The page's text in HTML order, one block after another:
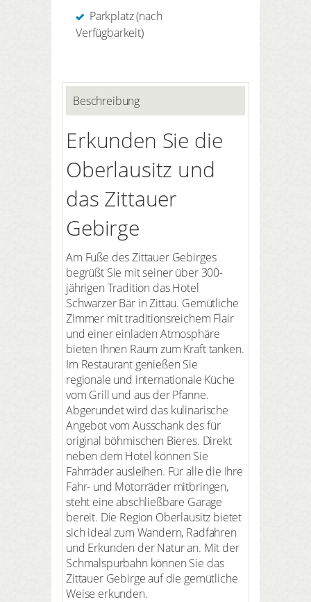
Parkplatz (nach
Verfügbarkeit)
Beschreibung
Erkunden Sie die
Oberlausitz und
das Zittauer
Gebirge
Am Fuße des Zittauer Gebirges
begrüßt Sie mit seiner über 300-
jährigen Tradition das Hotel
Schwarzer Bär in Zittau. Gemütliche
Zimmer mit traditionsreichem Flair
und einer einladen Atmosphäre
bieten Ihnen Raum zum Kraft tanken.
Im Restaurant genießen Sie
regionale und internationale Küche
vom Grill und aus der Pfanne.
Abgerundet wird das kulinarische
Angebot vom Ausschank des für
original böhmischen Bieres. Direkt
neben dem Hotel können Sie
Fahrräder ausleihen. Für alle die Ihre
Fahr- und Motorräder mitbringen,
steht eine abschließbare Garage
bereit. Die Region Oberlausitz bietet
sich ideal zum Wandern, Radfahren
und Erkunden der Natur an. Mit der
Schmalspurbahn können Sie das
Zittauer Gebirge auf die gemütliche
Weise erkunden.